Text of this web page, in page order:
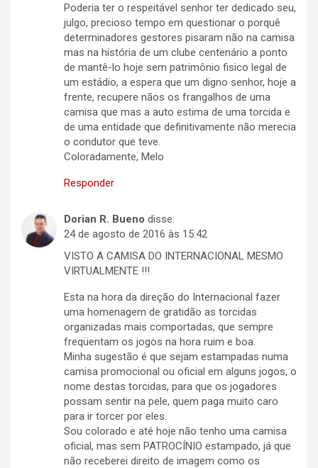
Poderia ter o respeitável senhor ter dedicado seu,
julgo, precioso tempo em questionar o porquê
determinadores gestores pisaram não na camisa
mas na história de um clube centenário a ponto
de mantê-lo hoje sem patrimônio fisico legal de
um estádio, a espera que um digno senhor, hoje a
frente, recupere nãos os frangalhos de uma
camisa que mas a auto estima de uma torcida e
de uma entidade que definitivamente não merecia
o condutor que teve.
Coloradamente, Melo
Responder
Dorian R. Bueno disse:
24 de agosto de 2016 às 15:42
VISTO A CAMISA DO INTERNACIONAL MESMO
VIRTUALMENTE !!!
Esta na hora da direção do Internacional fazer
uma homenagem de gratidão as torcidas
organizadas mais comportadas, que sempre
freqüentam os jogos na hora ruim e boa.
Minha sugestão é que sejam estampadas numa
camisa promocional ou oficial em alguns jogos, o
nome destas torcidas, para que os jogadores
possam sentir na pele, quem paga muito caro
para ir torcer por eles.
Sou colorado e até hoje não tenho uma camisa
oficial, mas sem PATROCÍNIO estampado, já que
não receberei direito de imagem como os